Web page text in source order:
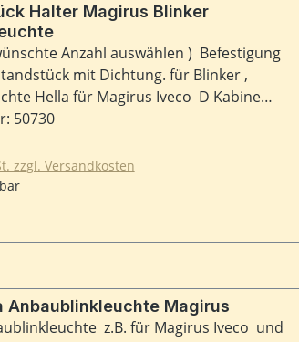
Halter Magirus Blinker
Anzahl auswählen ) Befestigung
mit Dichtung. für Blinker ,
Hella für Magirus Iveco D Kabine
z.B. für 170 D 11 , 192 D 11 ,
, unbenutzt aus altem
50730
zzgl. Versandkosten
Anbaublinkleuchte Magirus
z.B. für Magirus Iveco und